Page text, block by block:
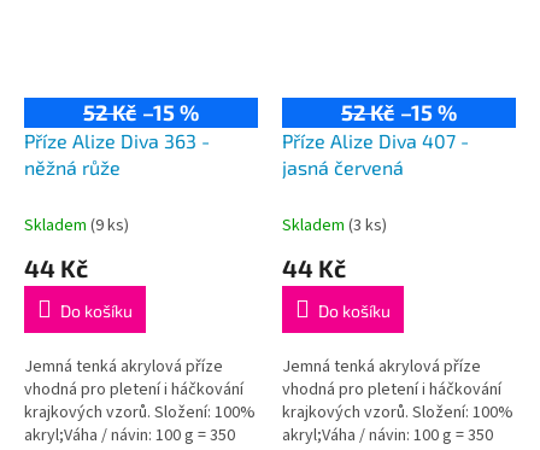
52 Kč –15 %
Příze Alize Diva 363 -
něžná růže
Skladem (9 ks)
44 Kč
Do košíku
Jemná tenká akrylová příze
vhodná pro pletení i háčkování
krajkových vzorů. Složení: 100%
akryl;Váha / návin: 100 g = 350
52 Kč –15 %
Příze Alize Diva 407 -
jasná červená
Skladem (3 ks)
44 Kč
Do košíku
Jemná tenká akrylová příze
vhodná pro pletení i háčkování
krajkových vzorů. Složení: 100%
akryl;Váha / návin: 100 g = 350